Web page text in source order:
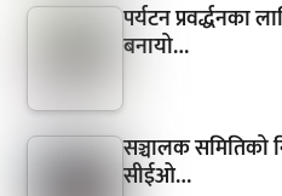
पर्यटन प्रवर्द्धनका
बनायो…
सञ्चालक समितिको
सीईओ…